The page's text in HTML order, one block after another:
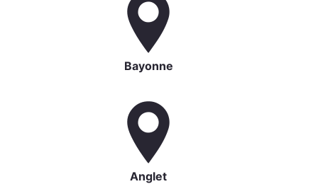
Bayonne
Anglet